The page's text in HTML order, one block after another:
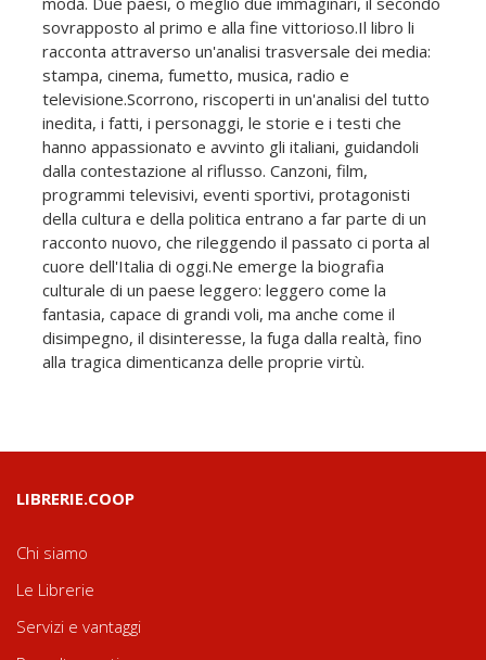
sovrapposto al primo e alla fine vittorioso.Il libro li
racconta attraverso un'analisi trasversale dei media:
stampa, cinema, fumetto, musica, radio e
televisione.Scorrono, riscoperti in un'analisi del tutto
inedita, i fatti, i personaggi, le storie e i testi che
hanno appassionato e avvinto gli italiani, guidandoli
dalla contestazione al riflusso. Canzoni, film,
programmi televisivi, eventi sportivi, protagonisti
della cultura e della politica entrano a far parte di un
racconto nuovo, che rileggendo il passato ci porta al
cuore dell'Italia di oggi.Ne emerge la biografia
culturale di un paese leggero: leggero come la
fantasia, capace di grandi voli, ma anche come il
disimpegno, il disinteresse, la fuga dalla realtà, fino
alla tragica dimenticanza delle proprie virtù.
LIBRERIE.COOP
Chi siamo
Le Librerie
Servizi e vantaggi